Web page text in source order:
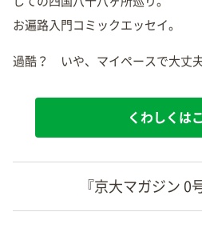
お遍路入門コミックエッセイ。
過酷？ いや、マイペースで大丈夫
くわしくは
『京大マガジン 0